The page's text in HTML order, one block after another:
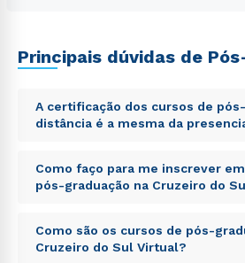
Principais dúvidas de
A certificação dos cursos de
distância é a mesma da
Sed ut perspiciatis unde omnis
voluptatem accusantium
totam rem aperiam, eaque ipsa
explicabo. Nemo enim ipsam
voluptas sit aspernatur aut odit
Como faço para me inscrever
pós-graduação na Cruzeiro do
Sed ut perspiciatis unde omnis
voluptatem accusantium
Como são os cursos de pós-
Cruzeiro do Sul Virtual?